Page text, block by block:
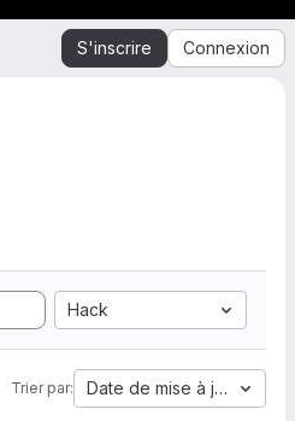
S'inscrire Connexion
Hack
Trier par: Date de mise à jour